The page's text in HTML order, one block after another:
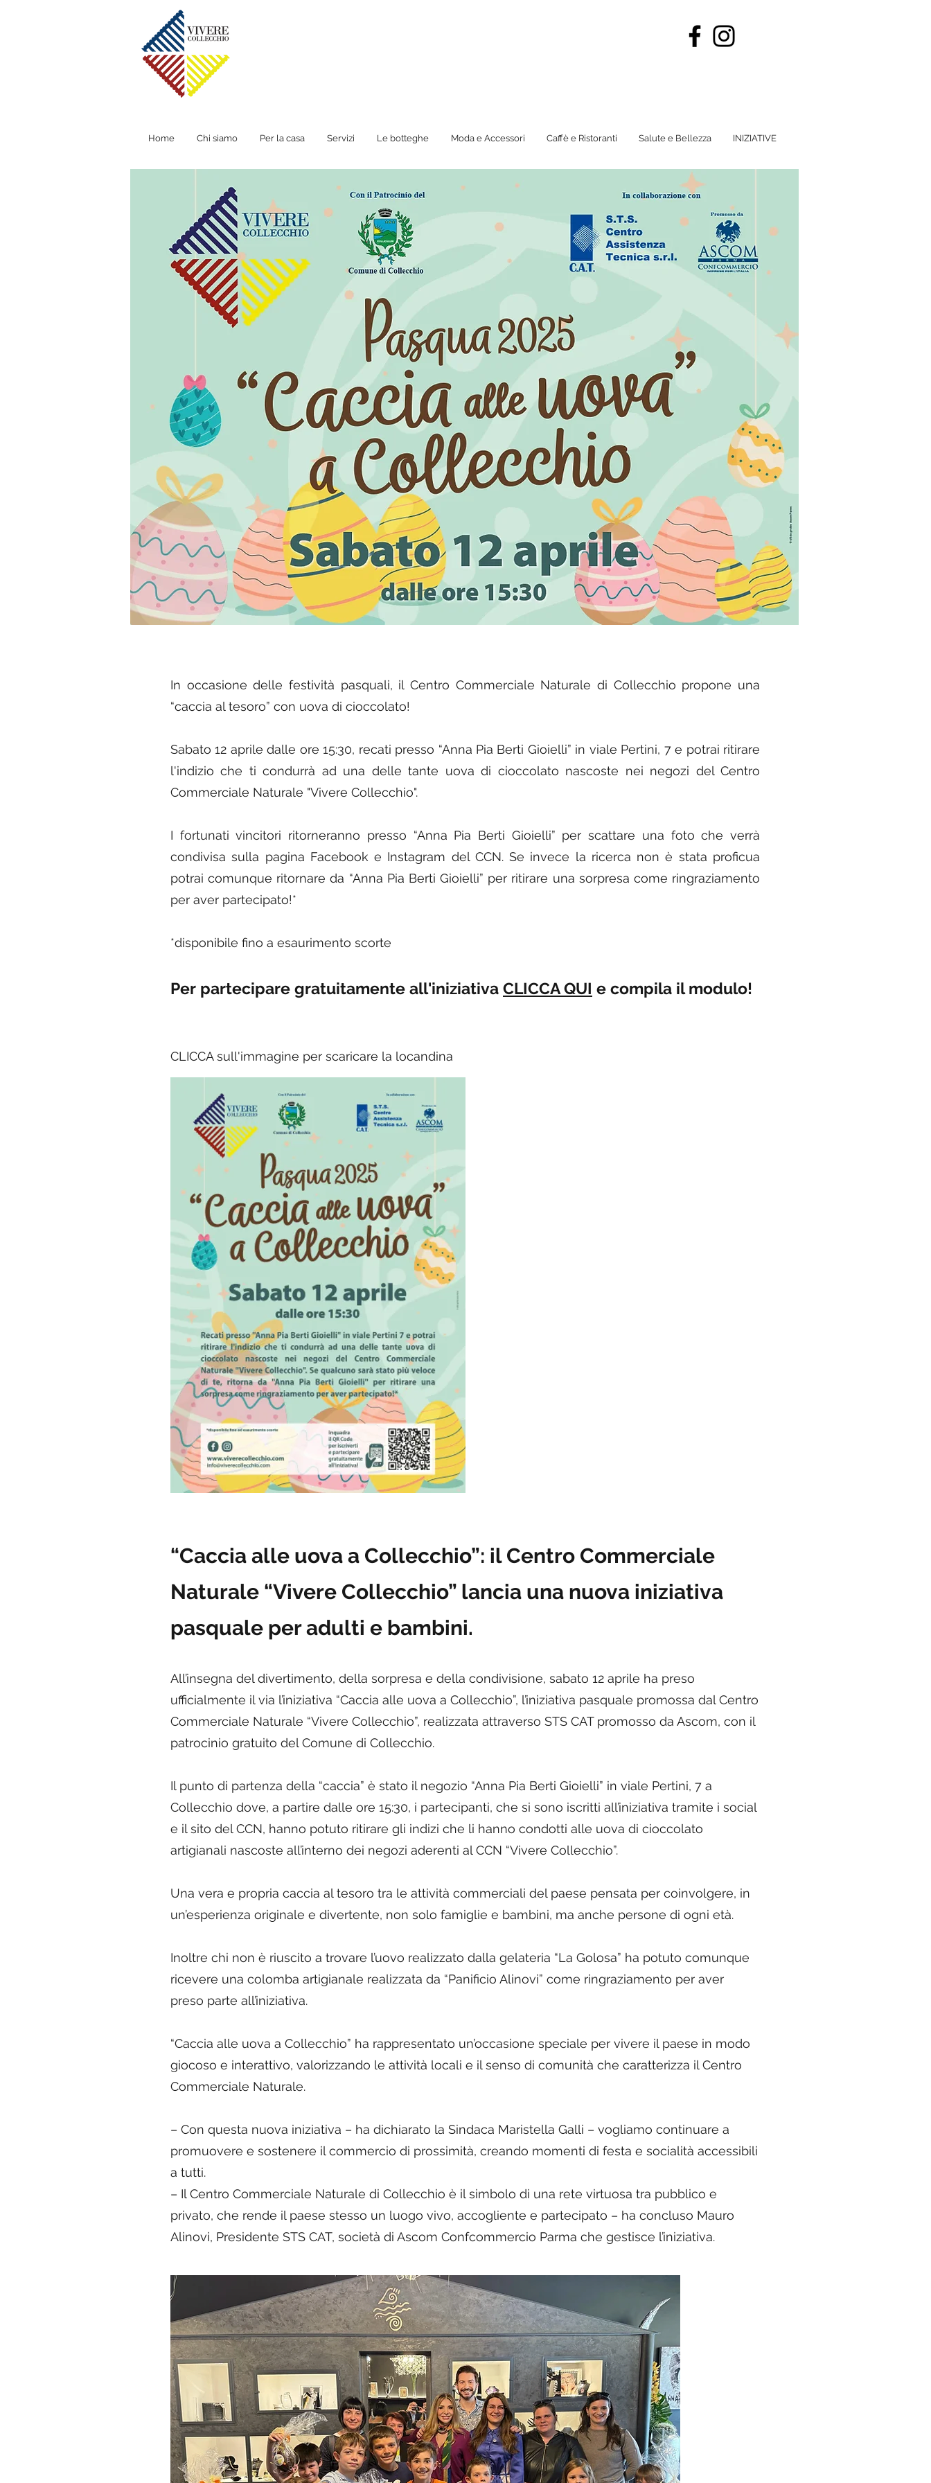
Home Chi siamo Per la casa Servizi Le botteghe Moda e Accessori Caffè e Ristoranti Salute e Bellezza INIZIATIVE
In occasione delle festività pasquali, il Centro Commerciale Naturale di Collecchio propone una
“caccia al tesoro” con uova di cioccolato!
Sabato 12 aprile dalle ore 15:30, recati presso “Anna Pia Berti Gioielli” in viale Pertini, 7 e potrai ritirare
l'indizio che ti condurrà ad una delle tante uova di cioccolato nascoste nei negozi del Centro
Commerciale Naturale "Vivere Collecchio".
I fortunati vincitori ritorneranno presso “Anna Pia Berti Gioielli” per scattare una foto che verrà
condivisa sulla pagina Facebook e Instagram del CCN. Se invece la ricerca non è stata proficua
potrai comunque ritornare da “Anna Pia Berti Gioielli” per ritirare una sorpresa come ringraziamento
per aver partecipato!*
*disponibile fino a esaurimento scorte
Per partecipare gratuitamente all'iniziativa CLICCA QUI e compila il modulo!
CLICCA sull'immagine per scaricare la locandina
“Caccia alle uova a Collecchio”: il Centro Commerciale
Naturale “Vivere Collecchio” lancia una nuova iniziativa
pasquale per adulti e bambini.
All’insegna del divertimento, della sorpresa e della condivisione, sabato 12 aprile ha preso
ufficialmente il via l’iniziativa “Caccia alle uova a Collecchio”, l’iniziativa pasquale promossa dal Centro
Commerciale Naturale “Vivere Collecchio”, realizzata attraverso STS CAT promosso da Ascom, con il
patrocinio gratuito del Comune di Collecchio.
Il punto di partenza della “caccia” è stato il negozio “Anna Pia Berti Gioielli” in viale Pertini, 7 a
Collecchio dove, a partire dalle ore 15:30, i partecipanti, che si sono iscritti all’iniziativa tramite i social
e il sito del CCN, hanno potuto ritirare gli indizi che li hanno condotti alle uova di cioccolato
artigianali nascoste all’interno dei negozi aderenti al CCN “Vivere Collecchio”.
Una vera e propria caccia al tesoro tra le attività commerciali del paese pensata per coinvolgere, in
un’esperienza originale e divertente, non solo famiglie e bambini, ma anche persone di ogni età.
Inoltre chi non è riuscito a trovare l’uovo realizzato dalla gelateria “La Golosa” ha potuto comunque
ricevere una colomba artigianale realizzata da “Panificio Alinovi” come ringraziamento per aver
preso parte all’iniziativa.
“Caccia alle uova a Collecchio” ha rappresentato un’occasione speciale per vivere il paese in modo
giocoso e interattivo, valorizzando le attività locali e il senso di comunità che caratterizza il Centro
Commerciale Naturale.
– Con questa nuova iniziativa – ha dichiarato la Sindaca Maristella Galli – vogliamo continuare a
promuovere e sostenere il commercio di prossimità, creando momenti di festa e socialità accessibili
a tutti.
– Il Centro Commerciale Naturale di Collecchio è il simbolo di una rete virtuosa tra pubblico e
privato, che rende il paese stesso un luogo vivo, accogliente e partecipato – ha concluso Mauro
Alinovi, Presidente STS CAT, società di Ascom Confcommercio Parma che gestisce l’iniziativa.